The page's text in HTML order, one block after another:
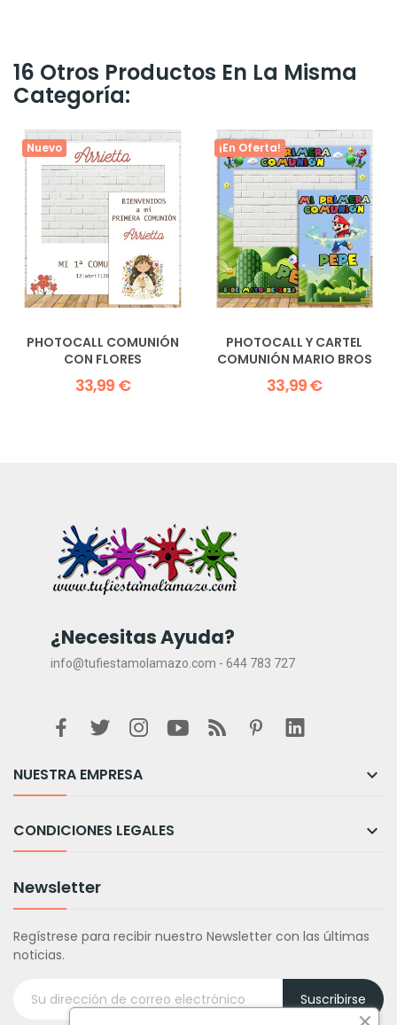
16 Otros Productos En La Misma
Categoría:
Nuevo
PHOTOCALL COMUNIÓN
CON FLORES
33,99 €
¡En Oferta!
PHOTOCALL Y CARTEL
COMUNIÓN MARIO BROS
33,99 €
¿Necesitas Ayuda?
info@tufiestamolamazo.com - 644 783 727
NUESTRA EMPRESA 
CONDICIONES LEGALES 
Newsletter
Regístrese para recibir nuestro Newsletter con las últimas
noticias.
Suscribirse